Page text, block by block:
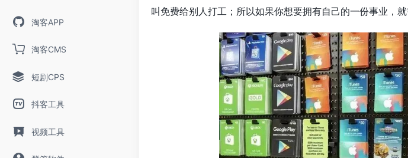
淘客APP
淘客CMS
短剧CPS
抖客工具
视频工具
叫免费给别人打工；所以如果你想要拥有自己的一份事业，